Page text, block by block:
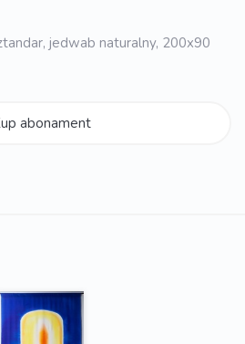
jedwab naturalny, 200x90
abonament